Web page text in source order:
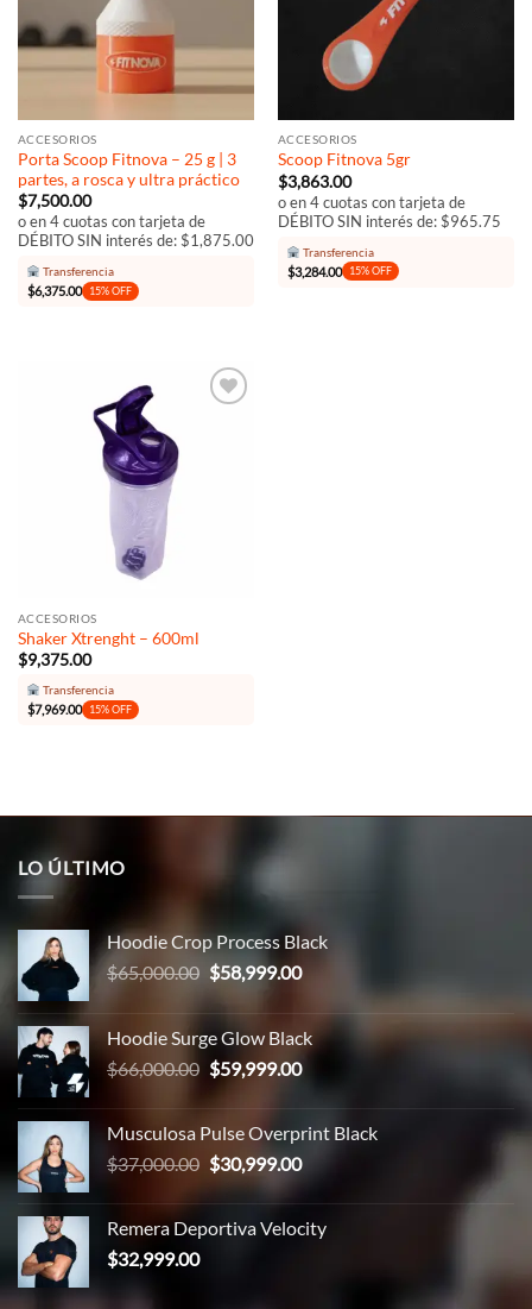
ACCESORIOS
Porta Scoop Fitnova – 25 g | 3
partes, a rosca y ultra práctico
$7,500.00
o en 4 cuotas con tarjeta de
DÉBITO SIN interés de: $1,875.00
Transferencia
$6,375.00 15% OFF
ACCESORIOS
Scoop Fitnova 5gr
$3,863.00
o en 4 cuotas con tarjeta de
DÉBITO SIN interés de: $965.75
Transferencia
$3,284.00 15% OFF
ACCESORIOS
Shaker Xtrenght – 600ml
$9,375.00
Transferencia
$7,969.00 15% OFF
LO ÚLTIMO
Hoodie Crop Process Black
$65,000.00 El
original
era:
$65,000.00.
$58,999.00El
actual
es:
$58,999.00.
Hoodie Surge Glow Black
$66,000.00 El
original
era:
$66,000.00.
$59,999.00El
es:
$59,999.00.
Musculosa Pulse Overprint Black
$37,000.00 El
precio
original
era:
$30,999.00El
actual
es:
Remera Deportiva Velocity
$32,999.00